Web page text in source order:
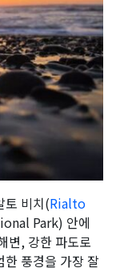
토 비치(Rialto
Park) 안에
변, 강한 파도로
풍경을 가장 잘